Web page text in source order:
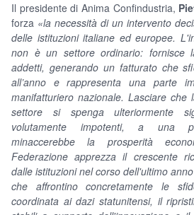
Il presidente di Anima Confindustria,
forza «la necessità di un intervento
delle istituzioni italiane ed europee.
non è un settore ordinario: fornisce
addetti, generando un fatturato che
all’anno e rappresenta una parte
manifatturiero nazionale. Lasciare che
settore si spenga ulteriormente
volutamente impotenti, a una
minaccerebbe la prosperità
Federazione apprezza il crescente
dalle istituzioni nel corso dell'ultimo
che affrontino concretamente le
coordinata ai dazi statunitensi, il